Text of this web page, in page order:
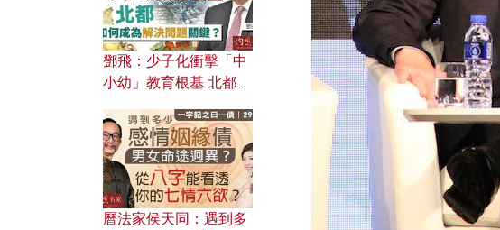
鄧飛：少子化衝擊「中
小幼」教育根基 北都如
曆法家侯天同：遇到多